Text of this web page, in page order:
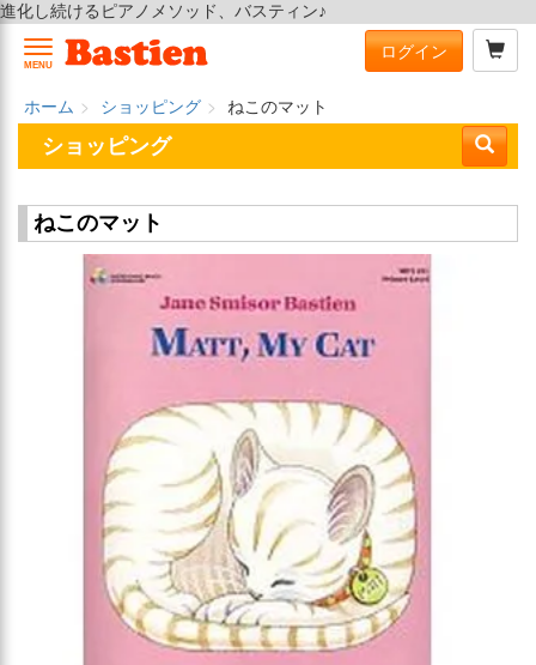
進化し続けるピアノメソッド、バスティン♪
MENU
ログイン
ホーム ショッピング
ねこのマット
ショッピング
ねこのマット